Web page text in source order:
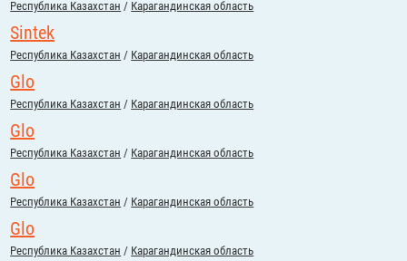
Республика Казахстан / Карагандинская область
Sintek
Республика Казахстан / Карагандинская область
Glo
Республика Казахстан / Карагандинская область
Glo
Республика Казахстан / Карагандинская область
Glo
Республика Казахстан / Карагандинская область
Glo
Республика Казахстан / Карагандинская область